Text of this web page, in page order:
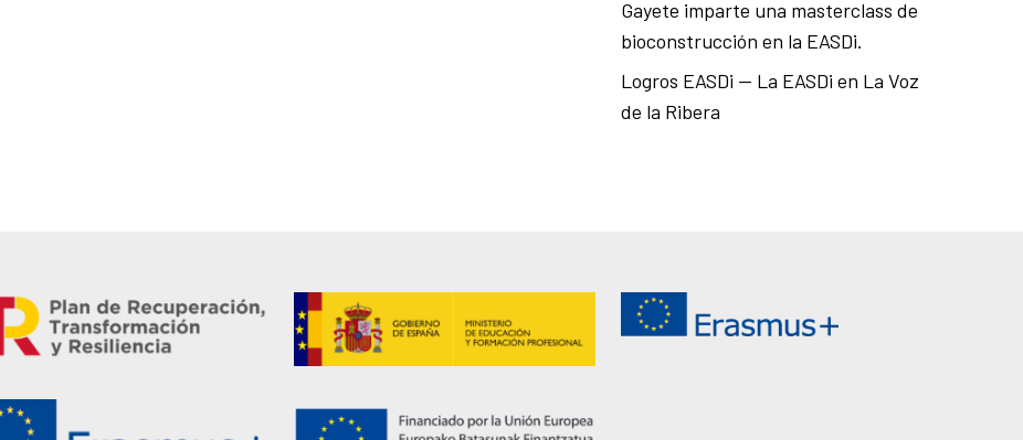
Gayete imparte una masterclass de
bioconstrucción en la EASDi.
Logros EASDi — La EASDi en La Voz
de la Ribera